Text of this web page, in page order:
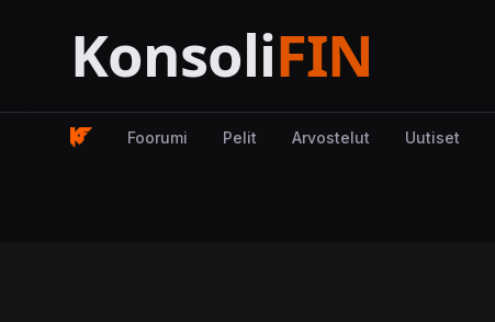
Foorumi Pelit Arvostelut Uutiset